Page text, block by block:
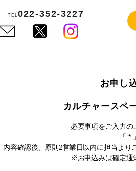
TEL022-352-3227
お申し
カルチャースペ
必要事項をご入力の
「 ​*
内容確認後、原則2営業日以内に担当より
※お申込みは確定通